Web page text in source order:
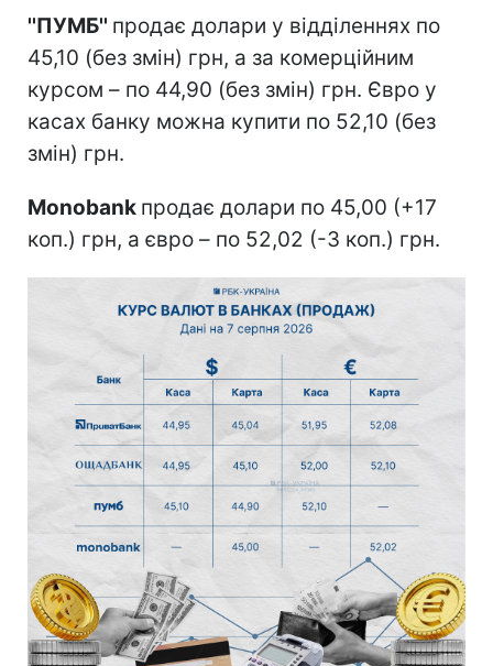
''ПУМБ'' продає долари у відділеннях по
45,10 (без змін) грн, а за комерційним
курсом – по 44,90 (без змін) грн. Євро у
касах банку можна купити по 52,10 (без
змін) грн.
Monobank продає долари по 45,00 (+17
коп.) грн, а євро – по 52,02 (-3 коп.) грн.